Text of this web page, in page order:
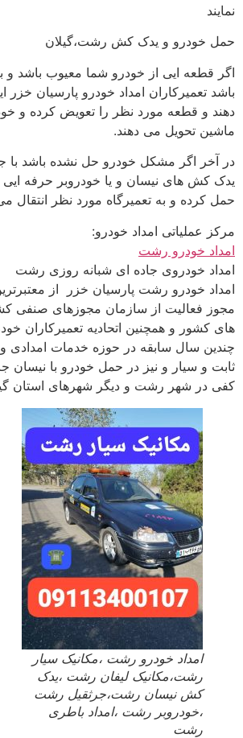
نمایند
حمل خودرو و یدک کش رشت،گیلان
اگر قطعه ایی از خودرو شما معیوب باشد و
باشد تعمیرکاران امداد خودرو پارسیان خزر
دهند و قطعه مورد نظر را تعویض کرده و
ماشین تحویل می دهند.
در آخر اگر مشکل خودرو حل نشده باشد با
یدک کش های نیسان و یا خودروبر حرفه ایی
حمل کرده و به تعمیرگاه مورد نظر انتقال
مرکز عملیاتی امداد خودرو:
امداد خودرو رشت
امداد خودروی جاده ای شبانه روزی رشت
امداد خودرو رشت پارسیان خزر از
مجوز فعالیت از سازمان مجوزهای صنفی
های کشور و همچنین اتحادیه تعمیرکاران
چندین سال سابقه در حوزه خدمات امدادی و
ثابت و سیار و نیز در حمل خودرو با نیسان
کفی در شهر رشت و دیگر شهرهای استان
امداد خودرو رشت ،مکانیک سیار
رشت،مکانیک لیفان رشت ،یدک
کش نیسان رشت،جرثقیل رشت
،خودروبر رشت ،امداد باطری
رشت